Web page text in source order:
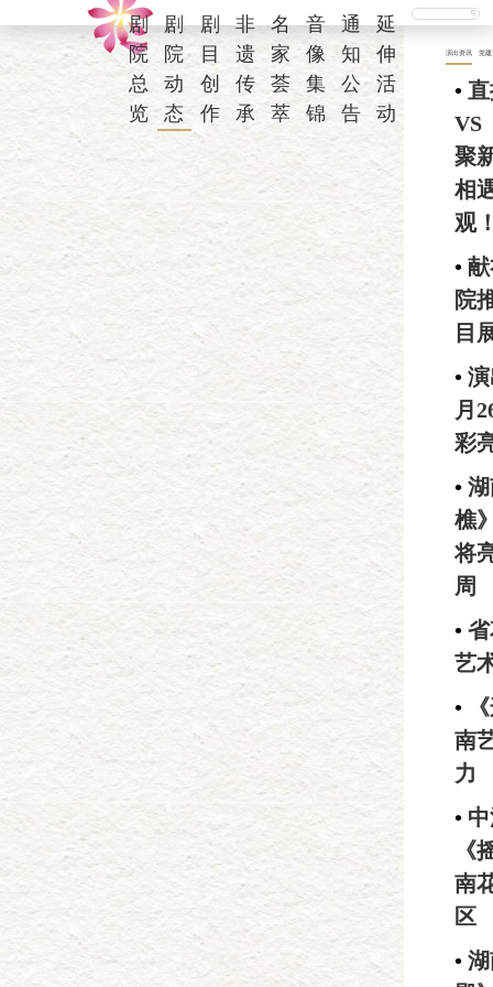
剧
院
总
览
剧
院
动
态
剧
目
创
作
非
遗
传
承
名
家
荟
萃
音
像
集
锦
通
知
公
告
延
伸
活
动
演出资讯 党建
•
VS
聚
相
观
•
院
目
•
月
彩
•
樵
将
周
•
艺
•
南
力
•
《
南
区
•